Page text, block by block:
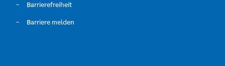
Barrierefreiheit
Barriere melden